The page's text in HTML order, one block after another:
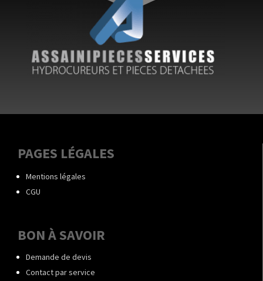
PAGES LÉGALES
Mentions légales
CGU
BON À SAVOIR
Demande de devis
Contact par service